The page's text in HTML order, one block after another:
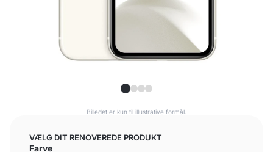
Billedet er kun til illustrative formål.
VÆLG DIT RENOVEREDE PRODUKT
Farve